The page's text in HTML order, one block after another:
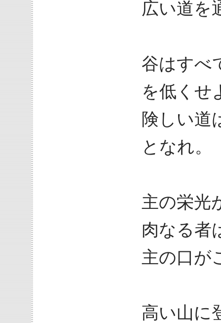
広い道を
谷はすべ
を低くせ
険しい道
となれ。
主の栄光
肉なる者
主の口が
高い山に